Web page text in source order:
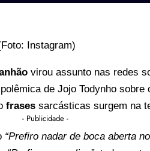
virou assunto nas redes
de Jojo Todynho sobre
frases sarcásticas surgem na
- Publicidade -
“Prefiro nadar de boca aberta